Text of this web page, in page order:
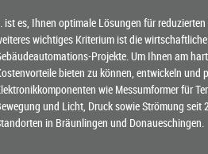
ist es, Ihnen optimale Lösungen für
wichtiges Kriterium ist die
Projekte. Um Ihnen am
bieten zu können, entwickeln und
wie Messumformer für
und Licht, Druck sowie Strömung seit
in Bräunlingen und Donaueschingen.